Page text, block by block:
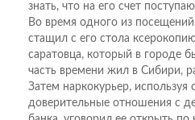
знать, что на его счет
Во время одного из
стащил с его стола
саратовца, который в городе
часть времени жил в Сибири,
Затем наркокурьер, используя
доверительные отношения с